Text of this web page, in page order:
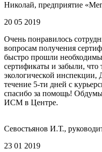
Николай, предприятие
20 05 2019
Очень понравилось
вопросам получения
быстро прошли
сертификаты и забыли, что
экологической
течение 5-ти дней с
спасибо за помощь!
ИСМ в Центре.
Севостьянов И.Т.,
23 01 2019